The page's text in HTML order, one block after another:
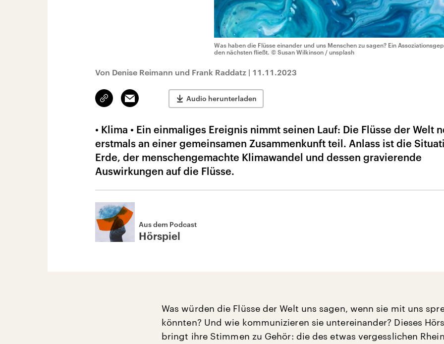
Was haben die Flüsse einander und uns Menschen zu sagen? Ein
den nächsten fließt. © Susan Wilkinson / unsplash
Von Denise Reimann und Frank Raddatz | 11.11.2023
Link
kopieren/teilen
Email Audio herunterladen
• Klima • Ein einmaliges Ereignis nimmt seinen Lauf: Die Flüsse der Welt
erstmals an einer gemeinsamen Zusammenkunft teil. Anlass ist die
Erde, der menschengemachte Klimawandel und dessen gravierende
Auswirkungen auf die Flüsse.
Aus dem Podcast
Hörspiel
Was würden die Flüsse der Welt uns sagen, wenn sie mit uns
könnten? Und wie kommunizieren sie untereinander? Dieses
bringt ihre Stimmen zu Gehör: die des etwas vergesslichen